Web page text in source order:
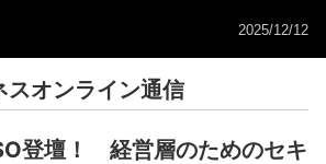
2025/12/12
オンライン通信
登壇！ 経営層のためのセキ